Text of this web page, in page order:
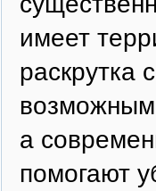
имеет
раскрутка
возможным
а
помогают